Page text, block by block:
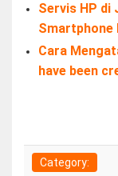
Servis HP di
Smartphone
Cara
have been
Category: